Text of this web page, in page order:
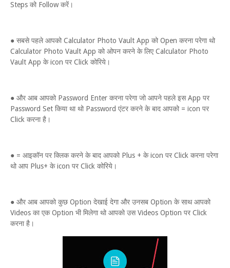
Steps को Follow करें।
● सबसे पहले आपको Calculator Photo Vault App को Open करना परेगा थो
Calculator Photo Vault App को ओपन करने के लिए Calculator Photo
Vault App के icon पर Click कोरिये।
● और आब आपको Password Enter करना परेगा जो आपने पहले इस App पर
Password Set किया था थो Password एंटर करने के बाद आपको = icon पर
Click करना है।
● = आइकॉन पर क्लिक करने के बाद आपको Plus + के icon पर Click करना परेगा
थो आप Plus+ के icon पर Click कोरिये।
● और आब आपको कुछ Option देखाई देगा और उनसब Option के साथ आपको
Videos का एक Option भी मिलेगा थो आपको उस Videos Option पर Click
करना है।